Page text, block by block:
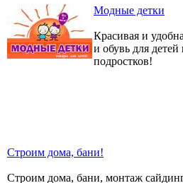
Модные детки
Красивая и
и обувь для детей
подростков!
Строим дома, бани!
Строим дома, бани, монтаж